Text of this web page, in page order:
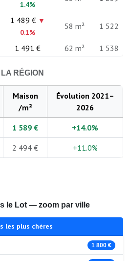
1.4%
1 489 € ▼
0.1%
58 m² 1 522
1 491 € 62 m² 1 538
RÉGION
Maison
/m²
Évolution 2021–
2026
1 589 € +14.0%
2 494 € +11.0%
le Lot — zoom par ville
les plus chères
1 800 €